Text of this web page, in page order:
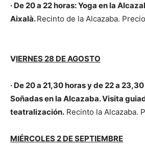
· De 20 a 22 horas: Yoga en la
Aixalà.Recinto de la Alcazaba.
VIERNES 28 DE AGOSTO
· De 20 a 21,30 horas y de 22 a
Soñadas en la Alcazaba. Visita
teatralización. Recinto la Alcazaba.
MIÉRCOLES 2 DE SEPTIEMBRE